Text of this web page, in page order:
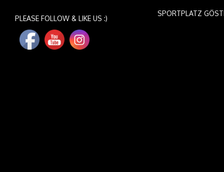
PLEASE FOLLOW & LIKE US :)
SPORTPLATZ